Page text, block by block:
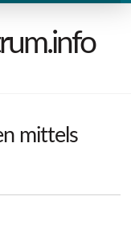
mittels